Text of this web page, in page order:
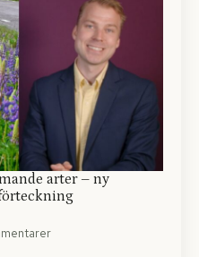
arter – ny